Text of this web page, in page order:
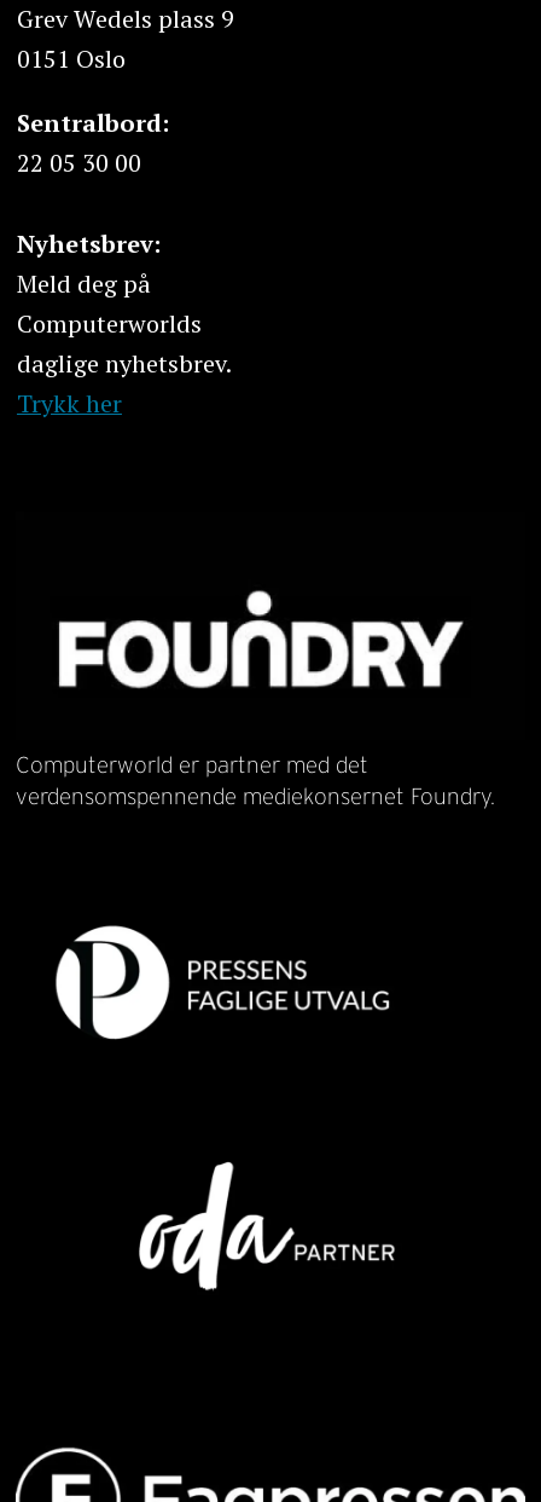
Grev Wedels plass 9
0151 Oslo
Sentralbord:
22 05 30 00
Nyhetsbrev:
Meld deg på
Computerworlds
daglige nyhetsbrev.
Trykk her
Computerworld er partner med det
verdensomspennende mediekonsernet Foundry.